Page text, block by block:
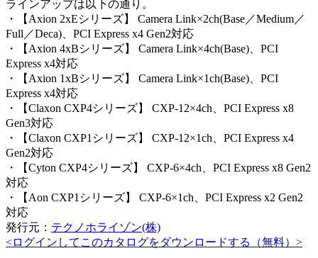
ラインアップは以下の通り。
・【Axion 2xEシリーズ】 Camera Link×2ch(Base／Medium／
Full／Deca)、PCI Express x4 Gen2対応
・【Axion 4xBシリーズ】 Camera Link×4ch(Base)、PCI
Express x4対応
・【Axion 1xBシリーズ】 Camera Link×1ch(Base)、PCI
Express x4対応
・【Claxon CXP4シリーズ】 CXP-12×4ch、PCI Express x8
Gen3対応
・【Claxon CXP1シリーズ】 CXP-12×1ch、PCI Express x4
Gen2対応
・【Cyton CXP4シリーズ】 CXP-6×4ch、PCI Express x8 Gen2
対応
・【Aon CXP1シリーズ】 CXP-6×1ch、PCI Express x2 Gen2
対応
発行元： テクノホライゾン(株)
<ログインしてこのカタログをダウンロードする（無料）>